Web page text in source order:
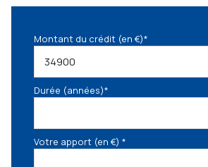
Montant du crédit (en €)*
Durée (années)*
Votre apport (en €) *